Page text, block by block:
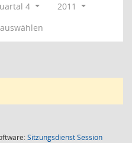
4
2011
SitzungsdienstSession(Wird in